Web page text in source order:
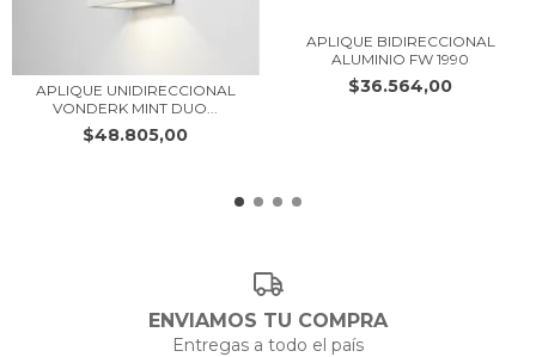
APLIQUE UNIDIRECCIONAL
VONDERK MINT DUO...
$48.805,00
APLIQUE BIDIRECCIONAL
ALUMINIO FW 1990
$36.564,00
ENVIAMOS TU COMPRA
Entregas a todo el país